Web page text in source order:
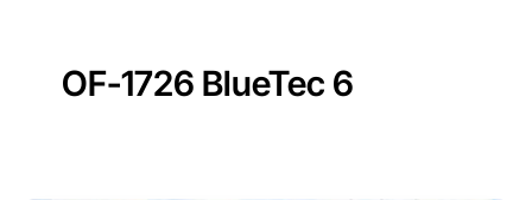
OF-1726 BlueTec 6